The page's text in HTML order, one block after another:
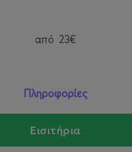
από 23€
Πληροφορίες
Εισιτήρια